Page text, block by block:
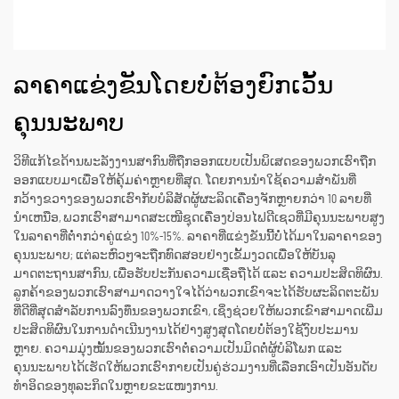
ລາຄາແຂ່ງຂັນໂດຍບໍ່ຕ້ອງຍົກເວັ້ນ
ຄຸນນະພາບ
ວິທີແກ້ໄຂດ້ານພະລັງງານສາກົນທີ່ຖືກອອກແບບເປັນພິເສດຂອງພວກເຮົາຖືກ
ອອກແບບມາເພື່ອໃຫ້ຄຸ້ມຄ່າຫຼາຍທີ່ສຸດ. ໂດຍການນຳໃຊ້ຄວາມສຳພັນທີ່
ກວ້າງຂວາງຂອງພວກເຮົາກັບບໍລິສັດຜູ້ຜະລິດເຄື່ອງຈັກຫຼາຍກວ່າ 10 ລາຍທີ່
ນຳເຫນືອ, ພວກເຮົາສາມາດສະເໜີຊຸດເຄື່ອງປ່ອນໄຟດີເຊວທີ່ມີຄຸນນະພາບສູງ
ໃນລາຄາທີ່ຕ່ຳກວ່າຄູ່ແຂ່ງ 10%-15%. ລາຄາທີ່ແຂ່ງຂັນນີ້ບໍ່ໄດ້ມາໃນລາຄາຂອງ
ຄຸນນະພາບ; ແຕ່ລະຫົວໆຈະຖືກທົດສອບຢ່າງເຂັ້ມງວດເພື່ອໃຫ້ບັນລຸ
ມາດຕະຖານສາກົນ, ເພື່ອຮັບປະກັນຄວາມເຊື່ອຖືໄດ້ ແລະ ຄວາມປະສິດທິຜົນ.
ລູກຄ້າຂອງພວກເຮົາສາມາດວາງໃຈໄດ້ວ່າພວກເຂົາຈະໄດ້ຮັບຜະລິດຕະພັນ
ທີ່ດີທີ່ສຸດສຳລັບການລົງທຶນຂອງພວກເຂົາ, ເຊິ່ງຊ່ວຍໃຫ້ພວກເຂົາສາມາດເພີ່ມ
ປະສິດທິຜົນໃນການດຳເນີນງານໄດ້ຢ່າງສູງສຸດໂດຍບໍ່ຕ້ອງໃຊ້ງົບປະມານ
ຫຼາຍ. ຄວາມມຸ່ງໝັ້ນຂອງພວກເຮົາຕໍ່ຄວາມເປັນມິດຕໍ່ຜູ້ບໍລິໂພກ ແລະ
ຄຸນນະພາບໄດ້ເຮັດໃຫ້ພວກເຮົາກາຍເປັນຄູ່ຮ່ວມງານທີ່ເລືອກເອົາເປັນອັນດັບ
ທຳອິດຂອງທຸລະກິດໃນຫຼາຍຂະແໜງການ.